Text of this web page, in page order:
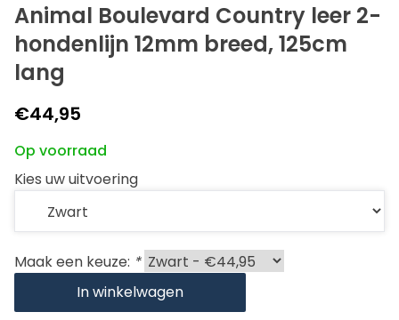
Animal Boulevard Country leer 2-
hondenlijn 12mm breed, 125cm
lang
€44,95
Op voorraad
Kies uw uitvoering
Maak een keuze: *
In winkelwagen